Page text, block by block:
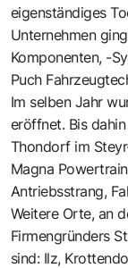
eigenständiges
Unternehmen
Komponenten, -
Puch
Im selben Jahr
eröffnet. Bis
Thondorf im
Magna
Antriebsstrang,
Weitere Orte, an
Firmengründers
sind: Ilz,